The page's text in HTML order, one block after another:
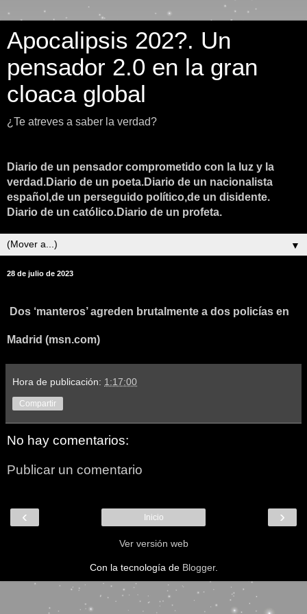
Apocalipsis 202?. Un
pensador 2.0 en la gran
cloaca global
¿Te atreves a saber la verdad?
Diario de un pensador comprometido con la luz y la
verdad.Diario de un poeta.Diario de un nacionalista
español,de un perseguido político,de un disidente.
Diario de un católico.Diario de un profeta.
▼
28 de julio de 2023
Dos ‘manteros’ agreden brutalmente a dos policías en
Madrid (msn.com)
Hora de publicación: 1:17:00
Compartir
No hay comentarios:
Publicar un comentario
‹ ›
Inicio
Ver versión web
Con la tecnología de Blogger.